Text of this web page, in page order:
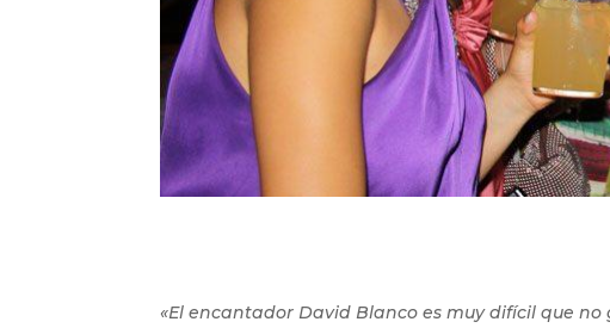
«El encantador David Blanco es muy difícil que